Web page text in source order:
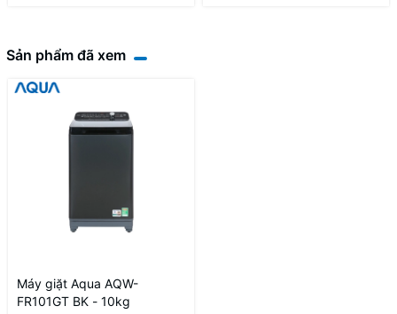
Sản phẩm đã xem
Máy giặt Aqua AQW-
FR101GT BK - 10kg